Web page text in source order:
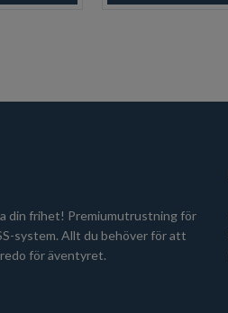
din frihet! Premiumutrustning för
system. Allt du behöver för att
för äventyret.